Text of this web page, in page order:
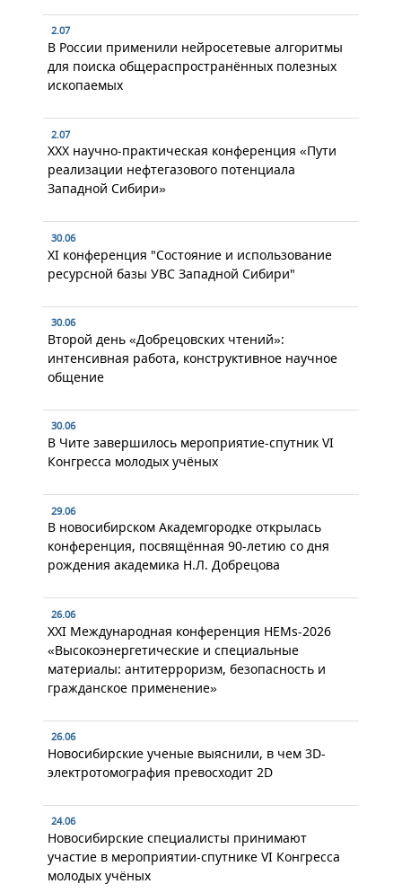
2.07
В России применили нейросетевые алгоритмы
для поиска общераспространённых полезных
ископаемых
2.07
XXX научно-практическая конференция «Пути
реализации нефтегазового потенциала
Западной Сибири»
30.06
XI конференция "Состояние и использование
ресурсной базы УВС Западной Сибири"
30.06
Второй день «Добрецовских чтений»:
интенсивная работа, конструктивное научное
общение
30.06
В Чите завершилось мероприятие-спутник VI
Конгресса молодых учёных
29.06
В новосибирском Академгородке открылась
конференция, посвящённая 90-летию со дня
рождения академика Н.Л. Добрецова
26.06
XXI Международная конференция HEMs-2026
«Высокоэнергетические и специальные
материалы: антитерроризм, безопасность и
гражданское применение»
26.06
Новосибирские ученые выяснили, в чем 3D-
электротомография превосходит 2D
24.06
Новосибирские специалисты принимают
участие в мероприятии-спутнике VI Конгресса
молодых учёных